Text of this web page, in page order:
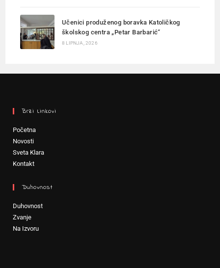
Učenici produženog boravka Katoličkog
školskog centra „Petar Barbarić“
8 LIPNJA, 2026
Brzi Linkovi
Početna
Novosti
Sveta Klara
Kontakt
Duhovnost
Duhovnost
Zvanje
Na Izvoru